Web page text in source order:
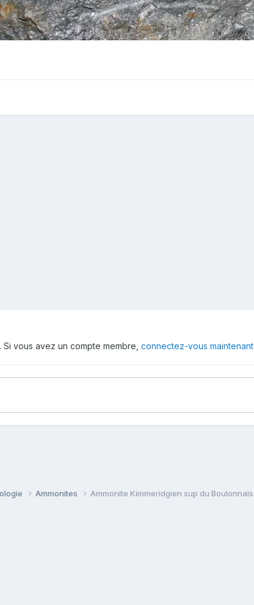
vous avez un compte membre, connectez-vous maintenant
Ammonites Ammonite Kimmeridgien sup du Boulonnais